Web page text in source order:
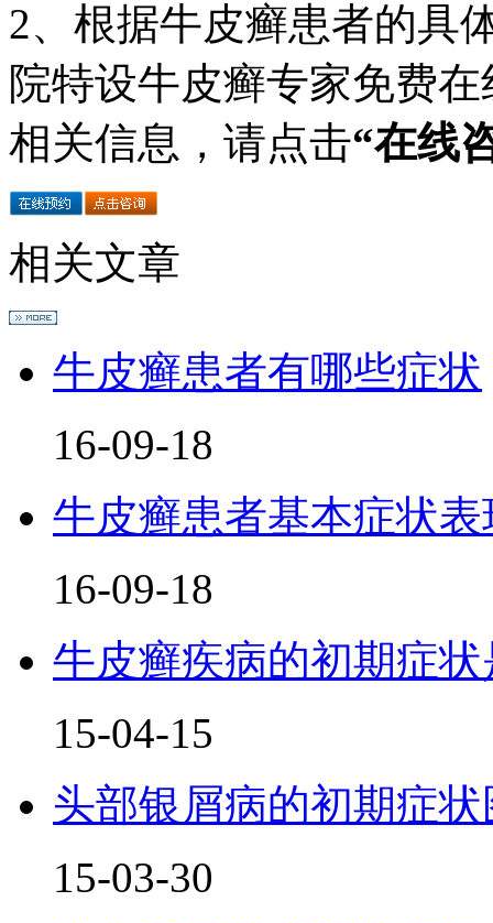
2、根据牛皮癣患者的具
院特设牛皮癣专家免费
相关信息，请点击“在线
相关文章
牛皮癣患者有哪些症状
16-09-18
牛皮癣患者基本症状
16-09-18
牛皮癣疾病的初期症
15-04-15
头部银屑病的初期症状
15-03-30